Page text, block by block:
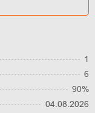
1
6
90%
04.08.2026